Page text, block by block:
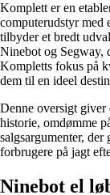
Komplett er en
computerudstyr
tilbyder et bredt
Ninebot og Segway,
Kompletts fokus på
dem til en ideel
Denne oversigt
historie, omdømme
salgsargumenter,
forbrugere på jagt
Ninebot el